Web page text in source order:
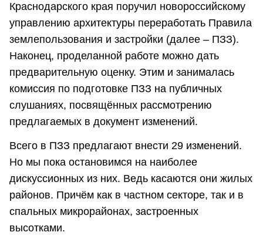
Краснодарского края поручил новороссийскому
управлению архитектуры переработать Правила
землепользования и застройки (далее – ПЗЗ).
Наконец, проделанной работе можно дать
предварительную оценку. Этим и занималась
комиссия по подготовке ПЗЗ на публичных
слушаниях, посвящённых рассмотрению
предлагаемых в документ изменений.
Всего в ПЗЗ предлагают внести 29 изменений.
Но мы пока остановимся на наиболее
дискуссионных из них. Ведь касаются они жилых
районов. Причём как в частном секторе, так и в
спальных микрорайонах, застроенных
высотками.